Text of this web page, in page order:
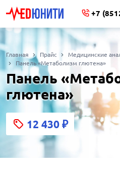
+7
Главная Прайс
Медицинские
Панель «Метаболизм глютена»
Панель
глютена»
12 430 ₽